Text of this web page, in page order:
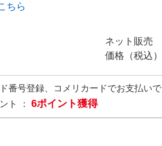
ちら
ネット販売
価格（税込）
番号登録、コメリカードでお支払いで
ト ： 6ポイント獲得